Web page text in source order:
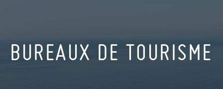
BUREAUX DE TOURISME